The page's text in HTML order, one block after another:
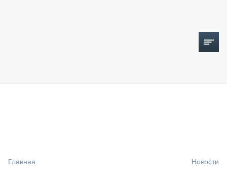
Главная Новости